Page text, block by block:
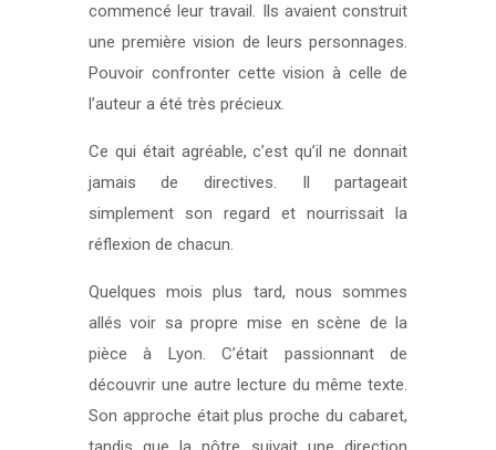
commencé leur travail. Ils avaient construit
une première vision de leurs personnages.
Pouvoir confronter cette vision à celle de
l’auteur a été très précieux.
Ce qui était agréable, c’est qu’il ne donnait
jamais de directives. Il partageait
simplement son regard et nourrissait la
réflexion de chacun.
Quelques mois plus tard, nous sommes
allés voir sa propre mise en scène de la
pièce à Lyon. C’était passionnant de
découvrir une autre lecture du même texte.
Son approche était plus proche du cabaret,